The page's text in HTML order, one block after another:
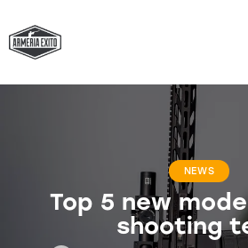
NEWS
Top 5 new
shooting